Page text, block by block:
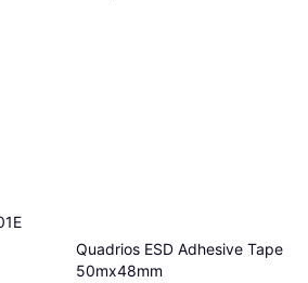
Quadrios ESD Adhesive Tape
50mx48mm